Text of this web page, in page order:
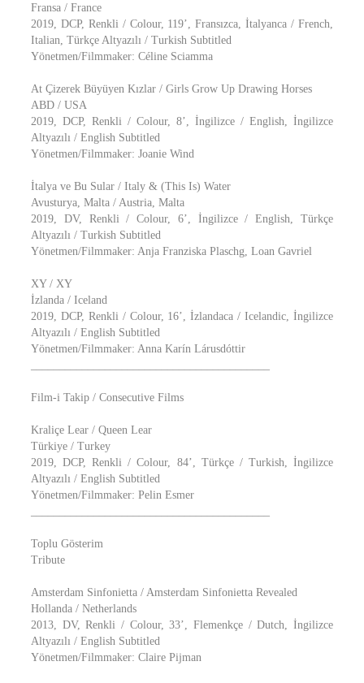
Fransa / France
2019, DCP, Renkli / Colour, 119’, Fransızca, İtalyanca / French,
Italian, Türkçe Altyazılı / Turkish Subtitled
Yönetmen/Filmmaker: Céline Sciamma
At Çizerek Büyüyen Kızlar / Girls Grow Up Drawing Horses
ABD / USA
2019, DCP, Renkli / Colour, 8’, İngilizce / English, İngilizce
Altyazılı / English Subtitled
Yönetmen/Filmmaker: Joanie Wind
İtalya ve Bu Sular / Italy & (This Is) Water
Avusturya, Malta / Austria, Malta
2019, DV, Renkli / Colour, 6’, İngilizce / English, Türkçe
Altyazılı / Turkish Subtitled
Yönetmen/Filmmaker: Anja Franziska Plaschg, Loan Gavriel
XY / XY
İzlanda / Iceland
2019, DCP, Renkli / Colour, 16’, İzlandaca / Icelandic, İngilizce
Altyazılı / English Subtitled
Yönetmen/Filmmaker: Anna Karín Lárusdóttir
Film-i Takip / Consecutive Films
Kraliçe Lear / Queen Lear
Türkiye / Turkey
2019, DCP, Renkli / Colour, 84’, Türkçe / Turkish, İngilizce
Altyazılı / English Subtitled
Yönetmen/Filmmaker: Pelin Esmer
Toplu Gösterim
Tribute
Amsterdam Sinfonietta / Amsterdam Sinfonietta Revealed
Hollanda / Netherlands
2013, DV, Renkli / Colour, 33’, Flemenkçe / Dutch, İngilizce
Altyazılı / English Subtitled
Yönetmen/Filmmaker: Claire Pijman